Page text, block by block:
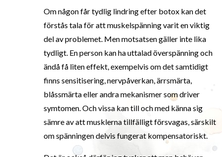
Om någon får tydlig lindring efter botox kan det
förstås tala för att muskelspänning varit en viktig
del av problemet. Men motsatsen gäller inte lika
tydligt. En person kan ha uttalad överspänning och
ändå få liten effekt, exempelvis om det samtidigt
finns sensitisering, nervpåverkan, ärrsmärta,
blåssmärta eller andra mekanismer som driver
symtomen. Och vissa kan till och med känna sig
sämre av att musklerna tillfälligt försvagas, särskilt
om spänningen delvis fungerat kompensatoriskt.